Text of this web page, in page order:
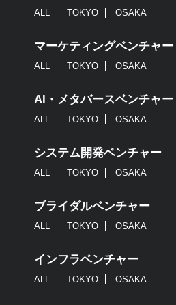
ALL TOKYO OSAKA
マーケティングベンチャー
ALL TOKYO OSAKA
AI・メタバースベンチャー
ALL TOKYO OSAKA
システム開発ベンチャー
ALL TOKYO OSAKA
ブライダルベンチャー
ALL TOKYO OSAKA
インフラベンチャー
ALL TOKYO OSAKA